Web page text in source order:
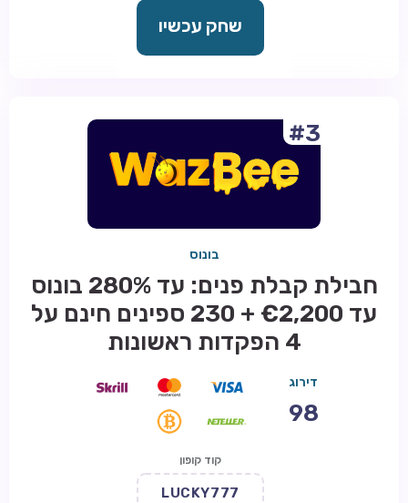
שחק עכשיו
#3
בונוס
חבילת קבלת פנים: עד 280% בונוס
עד €2,200 + 230 ספינים חינם על
4 הפקדות ראשונות
דירוג
98
קוד קופון
LUCKY777